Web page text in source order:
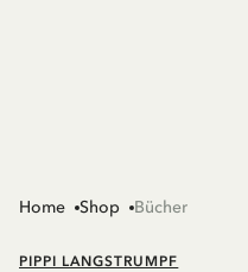
Home Shop Bücher
PIPPI LANGSTRUMPF